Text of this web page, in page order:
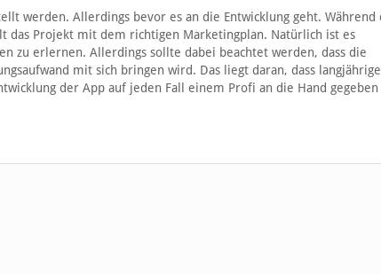
werden. Allerdings bevor es an die Entwicklung geht. Während
das Projekt mit dem richtigen Marketingplan. Natürlich ist es
zu erlernen. Allerdings sollte dabei beachtet werden, dass die
mit sich bringen wird. Das liegt daran, dass langjährige
der App auf jeden Fall einem Profi an die Hand gegeben